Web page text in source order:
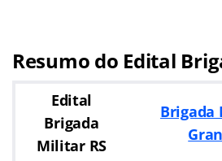
Resumo do Edital
Edital
Brigada
Militar RS
Brigada